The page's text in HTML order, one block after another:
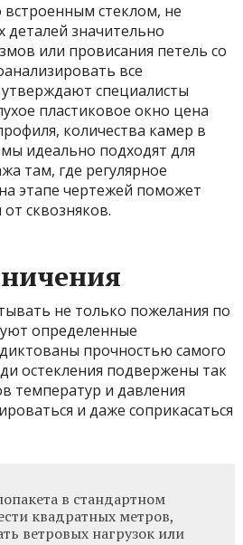
встроенным стеклом, не
значительно
или провисания петель со
все
специалисты
пластиковое окно цена
количества камер в
идеально подходят для
там, где регулярное
этапе чертежей поможет
сквозняков.
не только пожелания по
определенные
прочностью самого
остекления подвержены так
температур и давления
и даже соприкасаться
в стандартном
квадратных метров,
ветровых нагрузок или